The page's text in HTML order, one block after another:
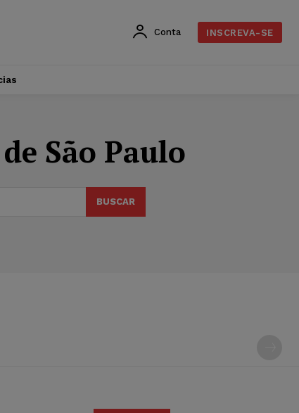
Conta INSCREVA-SE
São Paulo
BUSCAR